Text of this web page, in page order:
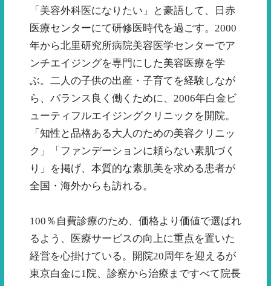
「美容外科医になりたい」と豪語して、日赤
医療センターにて研修医時代を過ごす。2000
年から北里研究所病院美容医学センターでア
ンチエイジングを専門にした美容医療を学
ぶ。二人の子供の出産・子育てを経験しなが
ら、バランス良く働くために、2006年白金ビ
ューティフルエイジングクリニックを開院。
「知性と品格ある大人のための美容クリニッ
ク」「ファンデーションに頼らない素肌づく
り」を掲げ、本質的な素肌美を求める患者が
全国・海外からも訪れる。
100％自費診療のため、価格より価値で選ばれ
るよう、医療サービスの向上に重点を置いた
経営を心掛けている。開院20周年を迎えるが
東京白金に1院、診察から治療まですべて院長